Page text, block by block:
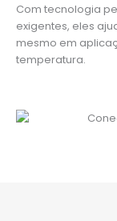
Com tecnologia
exigentes, eles
mesmo em
temperatura.